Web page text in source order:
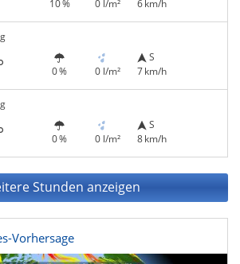
10 % 0 l/m² 6 km/h
0 % 0 l/m²
S
7 km/h
0 % 0 l/m²
S
8 km/h
Stunden anzeigen
Vorhersage